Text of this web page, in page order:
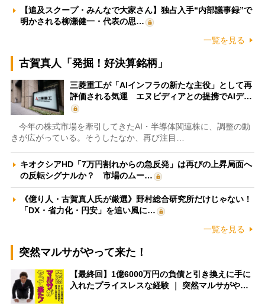
【追及スクープ・みんなで大家さん】独占入手“内部議事録”で
明かされる柳瀬健一・代表の思…
一覧を見る
古賀真人「発掘！好決算銘柄」
三菱重工が「AIインフラの新たな主役」として再
評価される気運 エヌビディアとの提携でAIデ…
今年の株式市場を牽引してきたAI・半導体関連株に、調整の動
きが広がっている。そうしたなか、再び注目…
キオクシアHD「7万円割れからの急反発」は再びの上昇局面へ
の反転シグナルか？ 市場のムー…
《億り人・古賀真人氏が厳選》野村総合研究所だけじゃない！
「DX・省力化・円安」を追い風に…
一覧を見る
突然マルサがやって来た！
【最終回】1億6000万円の負債と引き換えに手に
入れたプライスレスな経験 ｜ 突然マルサがや…